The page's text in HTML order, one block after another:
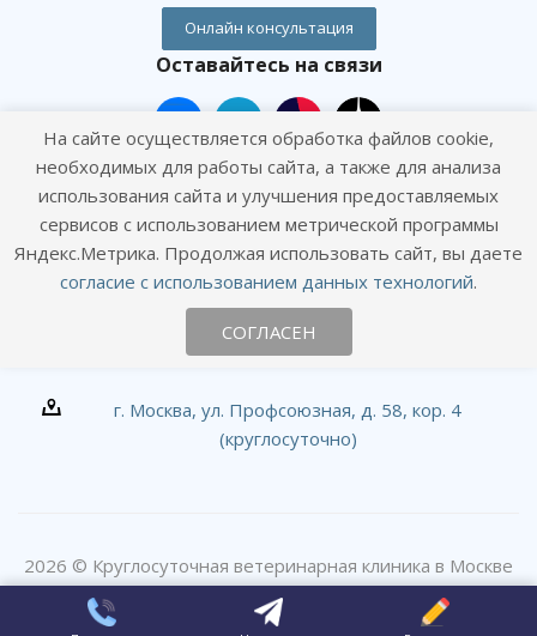
Онлайн консультация
Оставайтесь на связи
Наши контакты
+7 (495) 120-01-09
info@goodhands.vet
г. Москва, ул. Профсоюзная, д. 58, кор. 4
(круглосуточно)
2026 © Круглосуточная ветеринарная клиника в Москве
#вДобрыеРуки
На сайте осуществляется обработка файлов cookie,
необходимых для работы сайта, а также для анализа
использования сайта и улучшения предоставляемых
сервисов с использованием метрической программы
Яндекс.Метрика. Продолжая использовать сайт, вы даете
согласие с использованием данных технологий.
СОГЛАСЕН